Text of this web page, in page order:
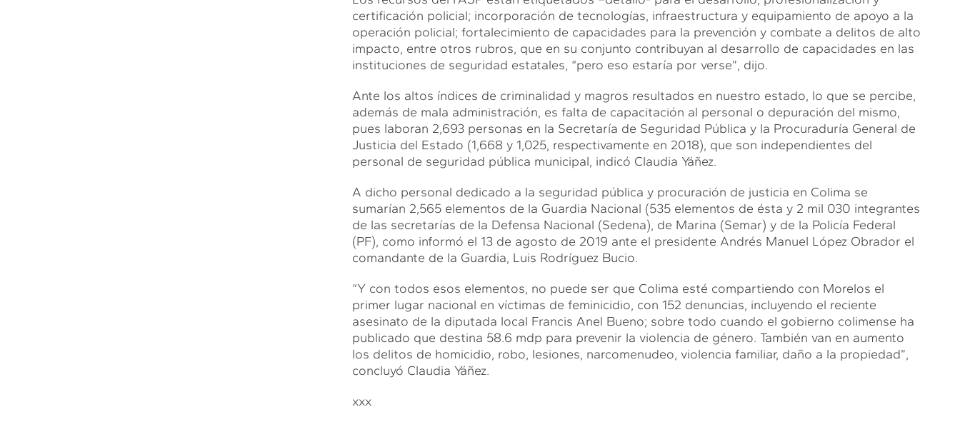
certificación policial; incorporación de tecnologías, infraestructura y equipamiento de apoyo a la
operación policial; fortalecimiento de capacidades para la prevención y combate a delitos de alto
impacto, entre otros rubros, que en su conjunto contribuyan al desarrollo de capacidades en las
instituciones de seguridad estatales, “pero eso estaría por verse”, dijo.
Ante los altos índices de criminalidad y magros resultados en nuestro estado, lo que se percibe,
además de mala administración, es falta de capacitación al personal o depuración del mismo,
pues laboran 2,693 personas en la Secretaría de Seguridad Pública y la Procuraduría General de
Justicia del Estado (1,668 y 1,025, respectivamente en 2018), que son independientes del
personal de seguridad pública municipal, indicó Claudia Yáñez.
A dicho personal dedicado a la seguridad pública y procuración de justicia en Colima se
sumarían 2,565 elementos de la Guardia Nacional (535 elementos de ésta y 2 mil 030 integrantes
de las secretarías de la Defensa Nacional (Sedena), de Marina (Semar) y de la Policía Federal
(PF), como informó el 13 de agosto de 2019 ante el presidente Andrés Manuel López Obrador el
comandante de la Guardia, Luis Rodríguez Bucio.
“Y con todos esos elementos, no puede ser que Colima esté compartiendo con Morelos el
primer lugar nacional en víctimas de feminicidio, con 152 denuncias, incluyendo el reciente
asesinato de la diputada local Francis Anel Bueno; sobre todo cuando el gobierno colimense ha
publicado que destina 58.6 mdp para prevenir la violencia de género. También van en aumento
los delitos de homicidio, robo, lesiones, narcomenudeo, violencia familiar, daño a la propiedad”,
concluyó Claudia Yáñez.
xxx